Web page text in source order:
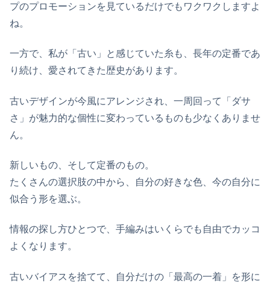
プのプロモーションを見ているだけでもワクワクしますよ
ね。
一方で、私が「古い」と感じていた糸も、長年の定番であ
り続け、愛されてきた歴史があります。
古いデザインが今風にアレンジされ、一周回って「ダサ
さ」が魅力的な個性に変わっているものも少なくありませ
ん。
新しいもの、そして定番のもの。
たくさんの選択肢の中から、自分の好きな色、今の自分に
似合う形を選ぶ。
情報の探し方ひとつで、手編みはいくらでも自由でカッコ
よくなります。
古いバイアスを捨てて、自分だけの「最高の一着」を形に